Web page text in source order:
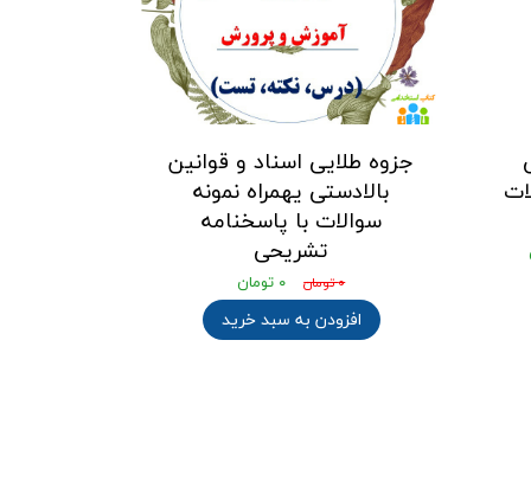
جزوه طلایی اسناد و قوانین
بالادستی یهمراه نمونه
سوالات با پاسخنامه
تشریحی
۰ تومان ۰ تومان
افزودن به سبد خرید